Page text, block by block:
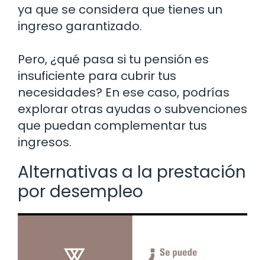
ya que se considera que tienes un
ingreso garantizado.
Pero, ¿qué pasa si tu pensión es
insuficiente para cubrir tus
necesidades? En ese caso, podrías
explorar otras ayudas o subvenciones
que puedan complementar tus
ingresos.
Alternativas a la prestación
por desempleo